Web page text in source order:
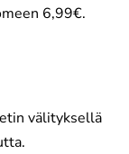
6,99€.
välityksellä